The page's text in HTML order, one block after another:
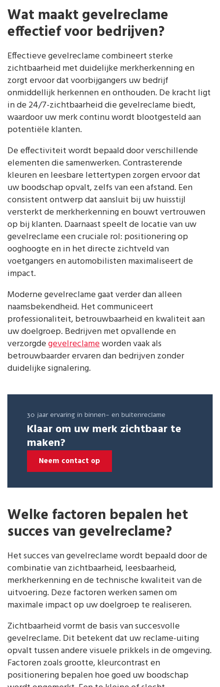
Wat maakt gevelreclame
effectief voor bedrijven?
Effectieve gevelreclame combineert sterke
zichtbaarheid met duidelijke merkherkenning en
zorgt ervoor dat voorbijgangers uw bedrijf
onmiddellijk herkennen en onthouden. De kracht ligt
in de 24/7-zichtbaarheid die gevelreclame biedt,
waardoor uw merk continu wordt blootgesteld aan
potentiële klanten.
De effectiviteit wordt bepaald door verschillende
elementen die samenwerken. Contrasterende
kleuren en leesbare lettertypen zorgen ervoor dat
uw boodschap opvalt, zelfs van een afstand. Een
consistent ontwerp dat aansluit bij uw huisstijl
versterkt de merkherkenning en bouwt vertrouwen
op bij klanten. Daarnaast speelt de locatie van uw
gevelreclame een cruciale rol: positionering op
ooghoogte en in het directe zichtveld van
voetgangers en automobilisten maximaliseert de
impact.
Moderne gevelreclame gaat verder dan alleen
naamsbekendheid. Het communiceert
professionaliteit, betrouwbaarheid en kwaliteit aan
uw doelgroep. Bedrijven met opvallende en
verzorgdegevelreclameworden vaak als
betrouwbaarder ervaren dan bedrijven zonder
duidelijke signalering.
30 jaar ervaring in binnen- en buitenreclame
Klaar om uw merk zichtbaar te
maken?
Neem contact op
Welke factoren bepalen het
succes van gevelreclame?
Het succes van gevelreclame wordt bepaald door de
combinatie van zichtbaarheid, leesbaarheid,
merkherkenning en de technische kwaliteit van de
uitvoering. Deze factoren werken samen om
maximale impact op uw doelgroep te realiseren.
Zichtbaarheid vormt de basis van succesvolle
gevelreclame. Dit betekent dat uw reclame-uiting
opvalt tussen andere visuele prikkels in de omgeving.
Factoren zoals grootte, kleurcontrast en
positionering bepalen hoe goed uw boodschap